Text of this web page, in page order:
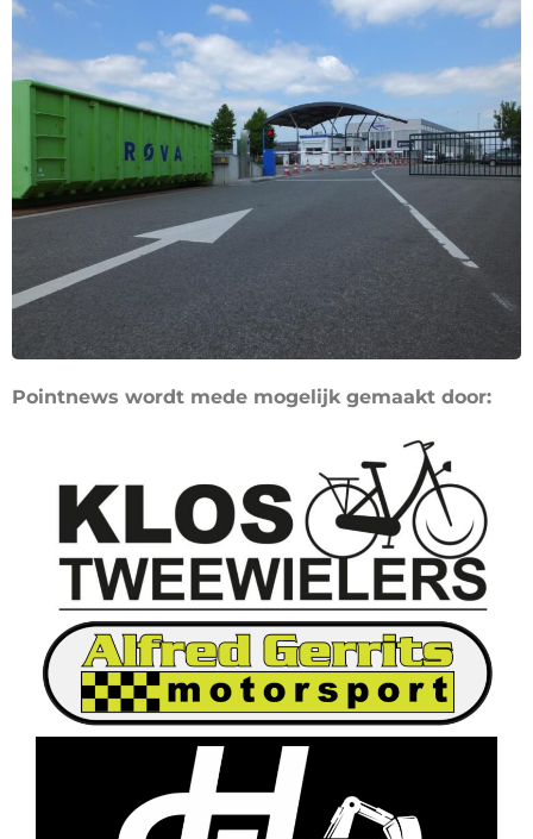
Pointnews wordt mede mogelijk gemaakt door: